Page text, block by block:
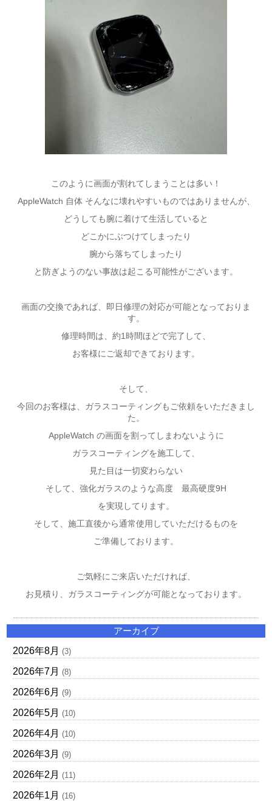
このように画面が割れてしまうことは多い！
AppleWatch 自体 そんなに壊れやすいものではありませんが、
どうしても腕に着けて生活していると
どこかにぶつけてしまったり
腕から落ちてしまったり
と防ぎようのない事故は起こる可能性がございます。
画面の交換であれば、即日修理の対応が可能となっておりま
す。
修理時間は、約1時間ほどで完了して、
お客様にご返却できております。
そして、
今回のお客様は、ガラスコーティングもご依頼をいただきまし
た。
AppleWatch の画面を割ってしまわないように
ガラスコーティングを施工して、
見た目は一切変わらない
そして、強化ガラスのような高度 最高硬度9H
を実現してります。
そして、施工直後から通常使用していただけるものを
ご準備しております。
ご気軽にご来店いただければ、
お見積り、ガラスコーティングが可能となっております。
アーカイブ
2026年8月 (3)
2026年7月 (8)
2026年6月 (9)
2026年5月 (10)
2026年4月 (10)
2026年3月 (9)
2026年2月 (11)
2026年1月 (16)